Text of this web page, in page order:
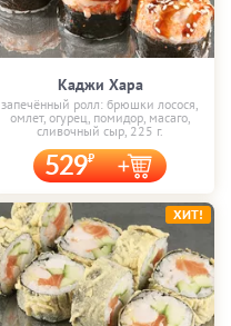
Каджи Хара
запечённый ролл: брюшки лосося,
омлет, огурец, помидор, масаго,
сливочный сыр, 225 г.
529
ХИТ!